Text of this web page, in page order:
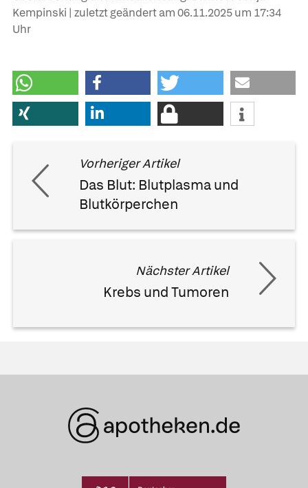
Kempinski | zuletzt geändert am06.11.2025um 17:34
Uhr
Vorheriger Artikel
Das Blut: Blutplasma und
Blutkörperchen
Nächster Artikel
Krebs und Tumoren